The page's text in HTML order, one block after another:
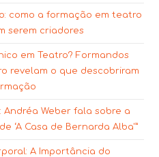
como a formação em teatro
serem criadores
em Teatro? Formandos
revelam o que descobriram
Andréa Weber fala sobre a
‘A Casa de Bernarda Alba'”
A Importância do